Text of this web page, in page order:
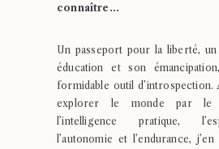
connaître…
Un passeport pour la liberté,
éducation et son
formidable outil d’introspection.
explorer le monde par le
l’intelligence pratique,
l’autonomie et l’endurance,